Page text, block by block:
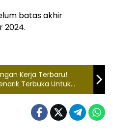
batas akhir
2024.
Kerja Terbaru!
Terbuka Untuk